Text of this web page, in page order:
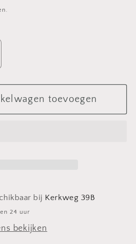
toevoegen
bij Kerkweg 39B
24 uur
bekijken